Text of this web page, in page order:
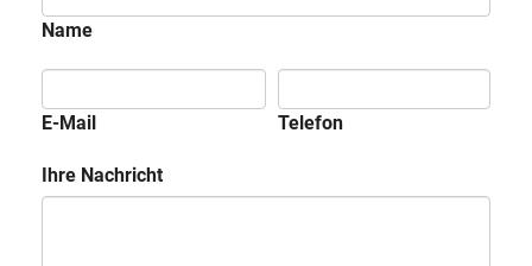
Name
E-Mail Telefon
Ihre Nachricht